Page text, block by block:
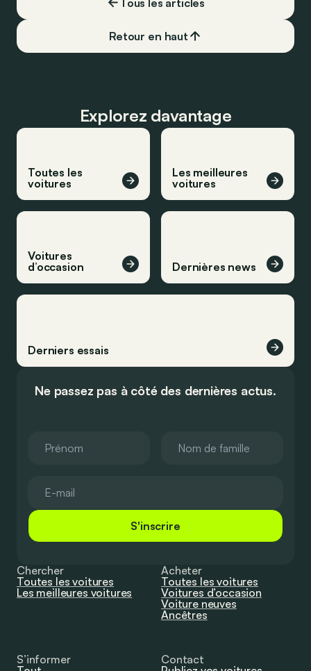
Retour en haut
Explorez davantage
Toutes les
voitures
Les meilleures
voitures
Voitures
d’occasion
Dernières news
Derniers essais
Ne passez pas à côté des dernières actus.
S'inscrire
Chercher
Toutes les voitures
Les meilleures voitures
Acheter
Toutes les voitures
Voitures d’occasion
Voiture neuves
Ancêtres
S’informer
Contact